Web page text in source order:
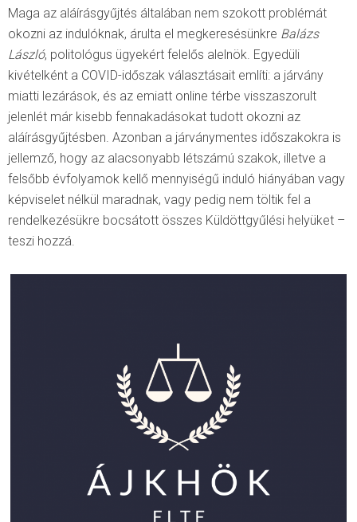
Maga az aláírásgyűjtés általában nem szokott problémát
okozni az indulóknak, árulta el megkeresésünkre Balázs
László, politológus ügyekért felelős alelnök. Egyedüli
kivételként a COVID-időszak választásait említi: a járvány
miatti lezárások, és az emiatt online térbe visszaszorult
jelenlét már kisebb fennakadásokat tudott okozni az
aláírásgyűjtésben. Azonban a járványmentes időszakokra is
jellemző, hogy az alacsonyabb létszámú szakok, illetve a
felsőbb évfolyamok kellő mennyiségű induló hiányában vagy
képviselet nélkül maradnak, vagy pedig nem töltik fel a
rendelkezésükre bocsátott összes Küldöttgyűlési helyüket –
teszi hozzá.